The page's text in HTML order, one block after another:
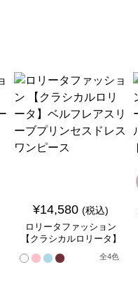
¥14,580 (税込)
ロリータファッション
【クラシカルロリータ】
ベルフレアスリーブプリ
ンセスドレスワンピース
全4色